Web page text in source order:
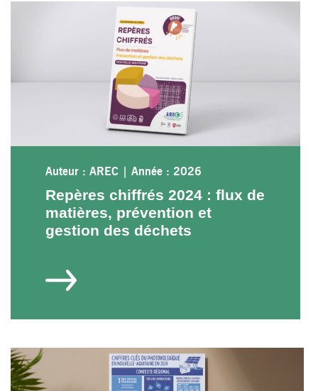
Auteur : AREC | Année : 2026
Repères chiffrés 2024 : flux de
matières, prévention et
gestion des déchets